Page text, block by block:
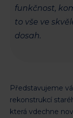
funkčnost,
to vše ve
dosah.
Představujeme
rekonstrukcí
která vdechne